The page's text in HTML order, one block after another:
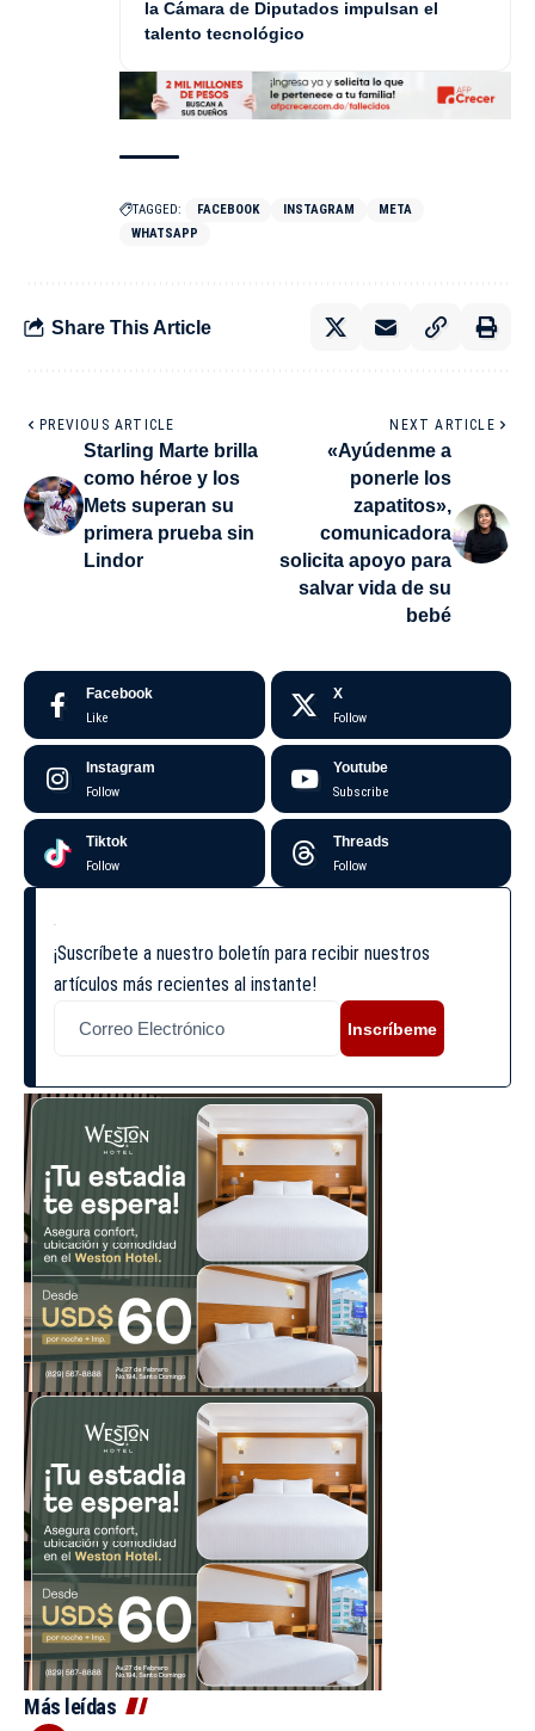
la Cámara de Diputados impulsan el
talento tecnológico
TAGGED: FACEBOOK INSTAGRAM
META
WHATSAPP
Share This Article
PREVIOUS ARTICLE
Starling Marte brilla
como héroe y los
Mets superan su
primera prueba sin
Lindor
NEXT ARTICLE
«Ayúdenme a
ponerle los
zapatitos»,
comunicadora
solicita apoyo para
salvar vida de su
bebé
Facebook
Like
X
Follow
Instagram
Follow
Youtube
Subscribe
Tiktok
Follow
Threads
Follow
¡Suscríbete a nuestro boletín para recibir nuestros
artículos más recientes al instante!
Inscríbeme
Más leídas